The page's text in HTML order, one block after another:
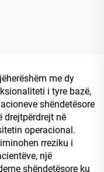
me dy
i tyre bazë,
shëndetësore
drejtpërdrejt në
operacional.
rreziku i
një
shëndetësore ku